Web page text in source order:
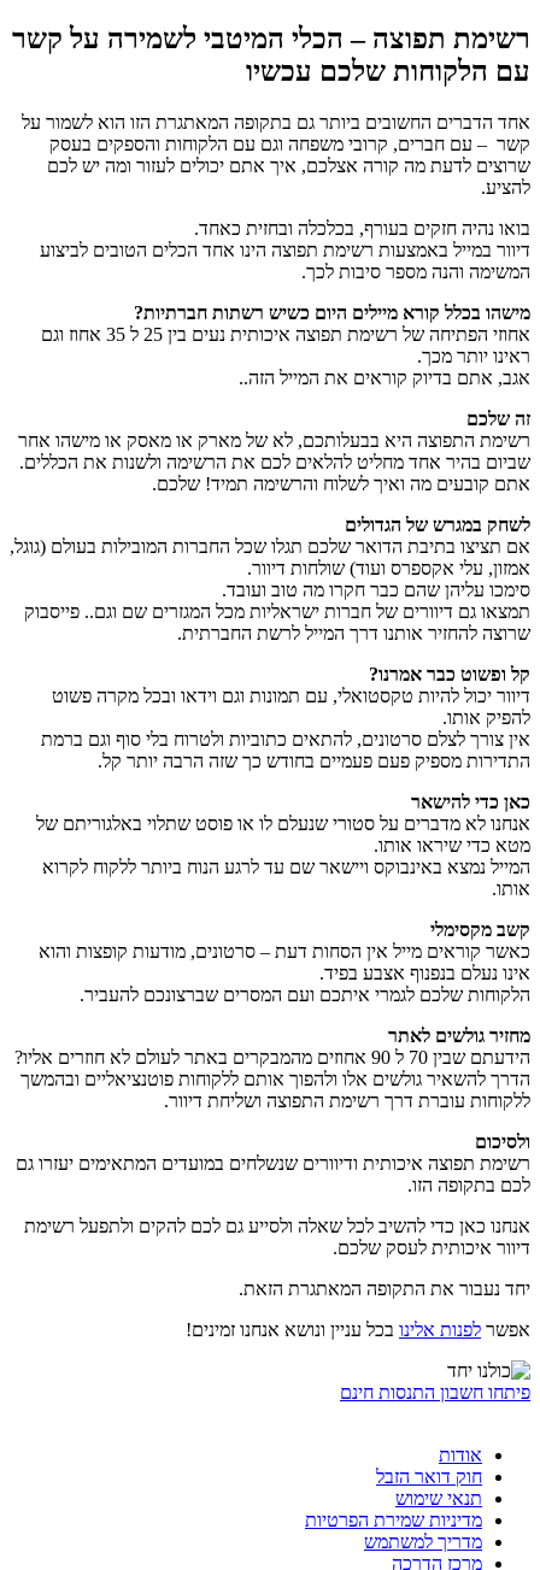
רשימת תפוצה – הכלי המיטבי לשמירה על קשר
עם הלקוחות שלכם עכשיו
אחד הדברים החשובים ביותר גם בתקופה המאתגרת הזו הוא לשמור על
קשר – עם חברים, קרובי משפחה וגם עם הלקוחות והספקים בעסק
שרוצים לדעת מה קורה אצלכם, איך אתם יכולים לעזור ומה יש לכם
להציע.
בואו נהיה חזקים בעורף, בכלכלה ובחזית כאחד.
דיוור במייל באמצעות רשימת תפוצה הינו אחד הכלים הטובים לביצוע
המשימה והנה מספר סיבות לכך.
מישהו בכלל קורא מיילים היום כשיש רשתות חברתיות?
אחוזי הפתיחה של רשימת תפוצה איכותית נעים בין 25 ל 35 אחוז וגם
ראינו יותר מכך.
אגב, אתם בדיוק קוראים את המייל הזה..
זה שלכם
רשימת התפוצה היא בבעלותכם, לא של מארק או מאסק או מישהו אחר
שביום בהיר אחד מחליט להלאים לכם את הרשימה ולשנות את הכללים.
אתם קובעים מה ואיך לשלוח והרשימה תמיד! שלכם.
לשחק במגרש של הגדולים
אם תציצו בתיבת הדואר שלכם תגלו שכל החברות המובילות בעולם (גוגל,
אמזון, עלי אקספרס ועוד) שולחות דיוור.
סימכו עליהן שהם כבר חקרו מה טוב ועובד.
תמצאו גם דיוורים של חברות ישראליות מכל המגזרים שם וגם.. פייסבוק
שרוצה להחזיר אותנו דרך המייל לרשת החברתית.
קל ופשוט כבר אמרנו?
דיוור יכול להיות טקסטואלי, עם תמונות וגם וידאו ובכל מקרה פשוט
להפיק אותו.
אין צורך לצלם סרטונים, להתאים כתוביות ולטרוח בלי סוף וגם ברמת
התדירות מספיק פעם פעמיים בחודש כך שזה הרבה יותר קל.
כאן כדי להישאר
אנחנו לא מדברים על סטורי שנעלם לו או פוסט שתלוי באלגוריתם של
מטא כדי שיראו אותו.
המייל נמצא באינבוקס ויישאר שם עד לרגע הנוח ביותר ללקוח לקרוא
אותו.
קשב מקסימלי
כאשר קוראים מייל אין הסחות דעת – סרטונים, מודעות קופצות והוא
אינו נעלם בנפנוף אצבע בפיד.
הלקוחות שלכם לגמרי איתכם ועם המסרים שברצונכם להעביר.
מחזיר גולשים לאתר
הידעתם שבין 70 ל 90 אחוזים מהמבקרים באתר לעולם לא חוזרים אליו?
הדרך להשאיר גולשים אלו ולהפוך אותם ללקוחות פוטנציאליים ובהמשך
ללקוחות עוברת דרך רשימת התפוצה ושליחת דיוור.
ולסיכום
רשימת תפוצה איכותית ודיוורים שנשלחים במועדים המתאימים יעזרו גם
לכם בתקופה הזו.
אנחנו כאן כדי להשיב לכל שאלה ולסייע גם לכם להקים ולתפעל רשימת
דיוור איכותית לעסק שלכם.
יחד נעבור את התקופה המאתגרת הזאת.
אפשר לפנות אלינו בכל עניין ונושא אנחנו זמינים!
פיתחו חשבון התנסות חינם
אודות
חוק דואר הזבל
תנאי שימוש
מדיניות שמירת הפרטיות
מדריך למשתמש
מרכז הדרכה